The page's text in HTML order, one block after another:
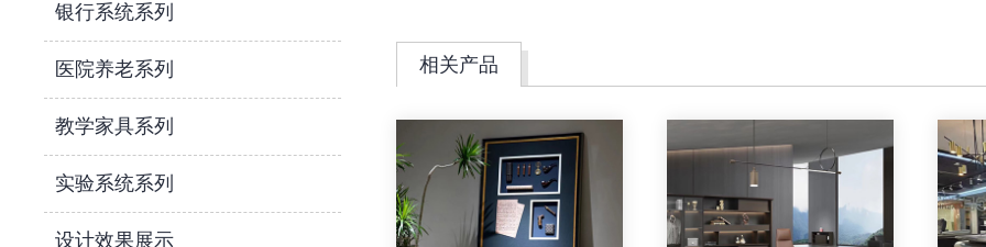
银行系统系列
医院养老系列
教学家具系列
实验系统系列
设计效果展示
相关产品